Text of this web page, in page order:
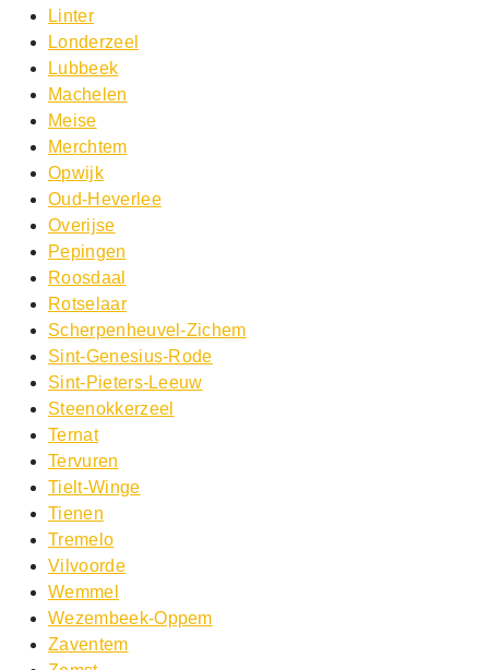
Linter
Londerzeel
Lubbeek
Machelen
Meise
Merchtem
Opwijk
Oud-Heverlee
Overijse
Pepingen
Roosdaal
Rotselaar
Scherpenheuvel-Zichem
Sint-Genesius-Rode
Sint-Pieters-Leeuw
Steenokkerzeel
Ternat
Tervuren
Tielt-Winge
Tienen
Tremelo
Vilvoorde
Wemmel
Wezembeek-Oppem
Zaventem